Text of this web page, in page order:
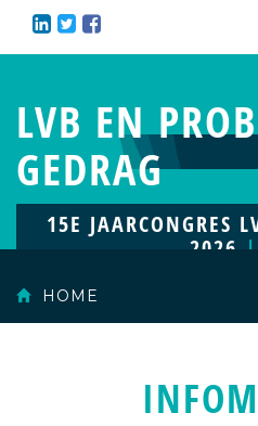
LVB EN
GEDRAG
15E JAARCONGRES
2026 |
HOME